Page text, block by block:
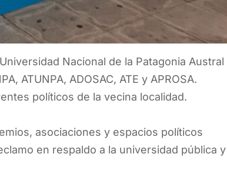
Nacional de la Patagonia Austral
ATUNPA, ADOSAC, ATE y APROSA.
políticos de la vecina localidad.
asociaciones y espacios políticos
en respaldo a la universidad pública y